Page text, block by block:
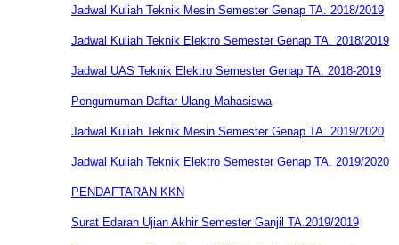
Jadwal Kuliah Teknik Mesin Semester Genap TA. 2018/2019
Jadwal Kuliah Teknik Elektro Semester Genap TA. 2018/2019
Jadwal UAS Teknik Elektro Semester Genap TA. 2018-2019
Pengumuman Daftar Ulang Mahasiswa
Jadwal Kuliah Teknik Mesin Semester Genap TA. 2019/2020
Jadwal Kuliah Teknik Elektro Semester Genap TA. 2019/2020
PENDAFTARAN KKN
Surat Edaran Ujian Akhir Semester Ganjil TA.2019/2019